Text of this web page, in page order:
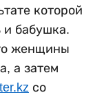
которой
и бабушка.
женщины
а затем
со